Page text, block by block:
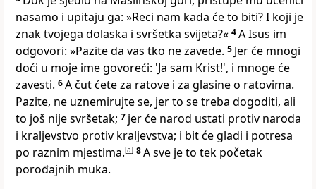
nasamo i upitaju ga: »Reci nam kada će to biti? I koji je
znak tvojega dolaska i svršetka svijeta?« 4A Isus im
odgovori: »Pazite da vas tko ne zavede. 5 Jer će mnogi
doći u moje ime govoreći: 'Ja sam Krist!', i mnoge će
zavesti. 6A čut ćete za ratove i za glasine o ratovima.
Pazite, ne uznemirujte se, jer to se treba dogoditi, ali
to još nije svršetak; 7 jer će narod ustati protiv naroda
i kraljevstvo protiv kraljevstva; i bit će gladi i potresa
po raznim mjestima.[a] 8A sve je to tek početak
porođajnih muka.